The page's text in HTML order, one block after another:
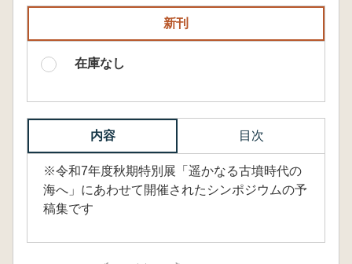
新刊
在庫なし
内容 目次
※令和7年度秋期特別展「遥かなる古墳時代の
海へ」にあわせて開催されたシンポジウムの予
稿集です